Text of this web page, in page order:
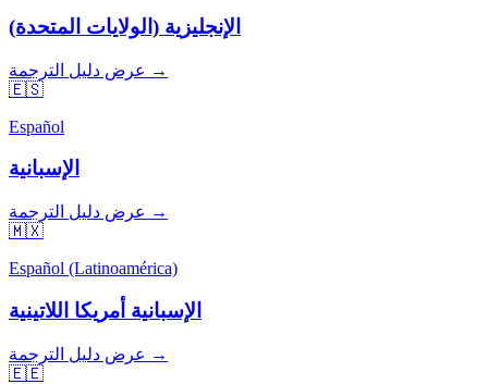
الإنجليزية (الولايات المتحدة)
عرض دليل الترجمة →
🇪🇸
Español
الإسبانية
عرض دليل الترجمة →
🇲🇽
Español (Latinoamérica)
الإسبانية أمريكا اللاتينية
عرض دليل الترجمة →
🇪🇪